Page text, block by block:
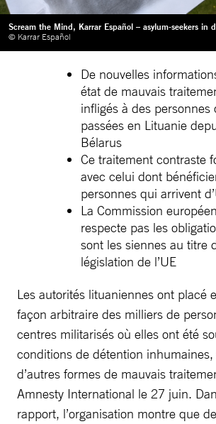
Scream the Mind, Karrar Español – asylum-seekers in
© Karrar Español
De nouvelles
état de mauvais
infligés à des personnes
passées en Lituanie
Bélarus
Ce traitement contraste
avec celui dont
personnes qui arrivent
La Commission
respecte pas les
sont les siennes au titre
législation de l’UE
Les autorités lituaniennes ont placé
façon arbitraire des milliers de
centres militarisés où elles ont été
conditions de détention
d’autres formes de mauvais
Amnesty International le 27 juin.
rapport, l’organisation montre que